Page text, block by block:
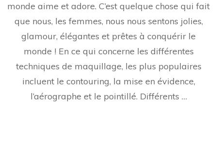
quand
on
passé
la
?
monde aime et adore. C’est quelque chose qui fait
que nous, les femmes, nous nous sentons jolies,
glamour, élégantes et prêtes à conquérir le
monde ! En ce qui concerne les différentes
techniques de maquillage, les plus populaires
incluent le contouring, la mise en évidence,
l’aérographe et le pointillé. Différents …